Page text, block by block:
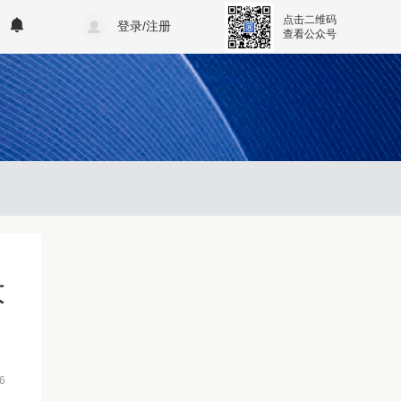
登录/注册
点击二维码
查看公众号